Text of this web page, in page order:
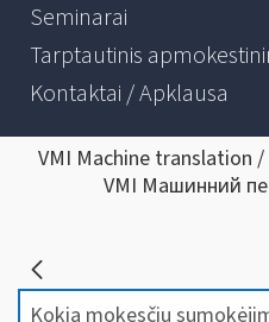
Seminarai
Tarptautinis
Kontaktai / Apklausa
VMI Machine translation
VMI Машинний